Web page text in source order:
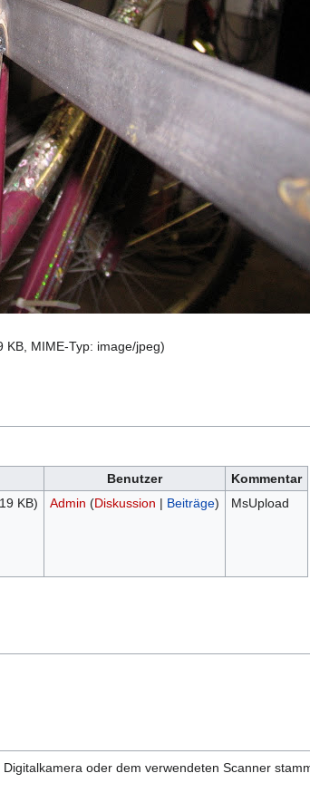
KB, MIME-Typ: image/jpeg)
Benutzer
Kommentar
KB) Admin (Diskussion | Beiträge) MsUpload
oder dem verwendeten Scanner